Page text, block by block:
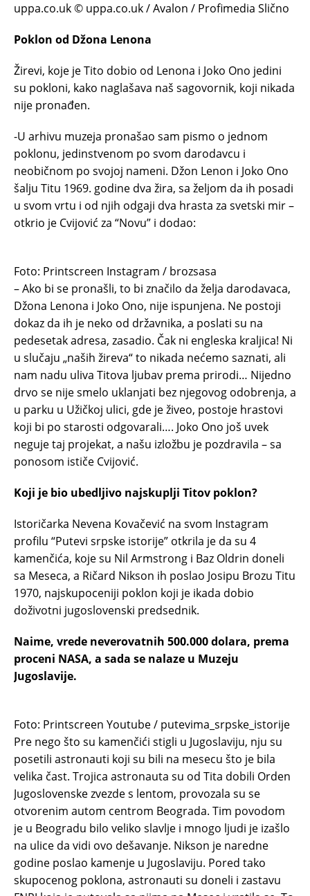
uppa.co.uk © uppa.co.uk / Avalon / Profimedia Slično
Poklon od Džona Lenona
Žirevi, koje je Tito dobio od Lenona i Joko Ono jedini
su pokloni, kako naglašava naš sagovornik, koji nikada
nije pronađen.
-U arhivu muzeja pronašao sam pismo o jednom
poklonu, jedinstvenom po svom darodavcu i
neobičnom po svojoj nameni. Džon Lenon i Joko Ono
šalju Titu 1969. godine dva žira, sa željom da ih posadi
u svom vrtu i od njih odgaji dva hrasta za svetski mir –
otkrio je Cvijović za “Novu” i dodao:
Foto: Printscreen Instagram / brozsasa
– Ako bi se pronašli, to bi značilo da želja darodavaca,
Džona Lenona i Joko Ono, nije ispunjena. Ne postoji
dokaz da ih je neko od državnika, a poslati su na
pedesetak adresa, zasadio. Čak ni engleska kraljica! Ni
u slučaju „naših žireva“ to nikada nećemo saznati, ali
nam nadu uliva Titova ljubav prema prirodi… Nijedno
drvo se nije smelo uklanjati bez njegovog odobrenja, a
u parku u Užičkoj ulici, gde je živeo, postoje hrastovi
koji bi po starosti odgovarali…. Joko Ono još uvek
neguje taj projekat, a našu izložbu je pozdravila – sa
ponosom ističe Cvijović.
Koji je bio ubedljivo najskuplji Titov poklon?
Istoričarka Nevena Kovačević na svom Instagram
profilu “Putevi srpske istorije” otkrila je da su 4
kamenčića, koje su Nil Armstrong i Baz Oldrin doneli
sa Meseca, a Ričard Nikson ih poslao Josipu Brozu Titu
1970, najskupoceniji poklon koji je ikada dobio
doživotni jugoslovenski predsednik.
Naime, vrede neverovatnih 500.000 dolara, prema
proceni NASA, a sada se nalaze u Muzeju
Jugoslavije.
Foto: Printscreen Youtube / putevima_srpske_istorije
Pre nego što su kamenčići stigli u Jugoslaviju, nju su
posetili astronauti koji su bili na mesecu što je bila
velika čast. Trojica astronauta su od Tita dobili Orden
Jugoslovenske zvezde s lentom, provozala su se
otvorenim autom centrom Beograda. Tim povodom
je u Beogradu bilo veliko slavlje i mnogo ljudi je izašlo
na ulice da vidi ovo dešavanje. Nikson je naredne
godine poslao kamenje u Jugoslaviju. Pored tako
skupocenog poklona, astronauti su doneli i zastavu